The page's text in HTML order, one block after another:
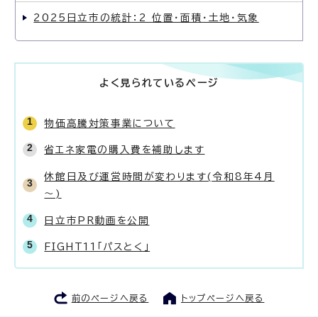
2025日立市の統計：2 位置・面積・土地・気象
よく見られているページ
物価高騰対策事業について
省エネ家電の購入費を補助します
休館日及び運営時間が変わります(令和8年4月
～)
日立市PR動画を公開
FIGHT11「パスとく」
前のページへ戻る トップページへ戻る